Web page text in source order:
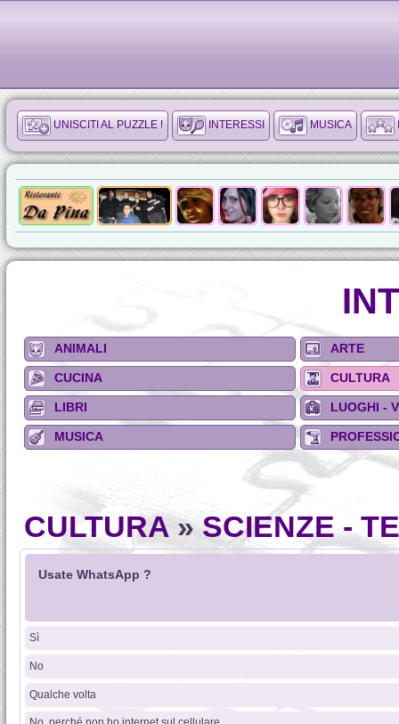
UNISCITI AL PUZZLE ! INTERESSI MUSICA
ANIMALI ARTE
CUCINA CULTURA
LIBRI LUOGHI -
MUSICA
CULTURA»SCIENZE -
Usate WhatsApp ?
Sì
No
Qualche volta